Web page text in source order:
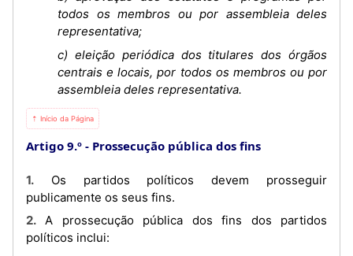
todos os membros ou por assembleia deles
representativa;
c) eleição periódica dos titulares dos órgãos
centrais e locais, por todos os membros ou por
assembleia deles representativa.
⇡ Início da Página
Artigo 9.º Prossecução pública dos fins
1. Os partidos políticos devem prosseguir
publicamente os seus fins.
2. A prossecução pública dos fins dos partidos
políticos inclui: